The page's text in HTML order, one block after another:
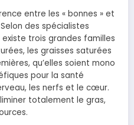
entre les « bonnes » et
des spécialistes
existe trois grandes familles
les graisses saturées
qu’elles soient mono
pour la santé
les nerfs et le cœur.
totalement le gras,